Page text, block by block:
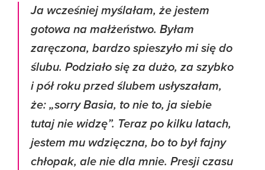
Ja wcześniej myślałam, że jestem
gotowa na małżeństwo. Byłam
zaręczona, bardzo spieszyło mi się do
ślubu. Podziało się za dużo, za szybko
i pół roku przed ślubem usłyszałam,
że: „sorry Basia, to nie to, ja siebie
tutaj nie widzę”. Teraz po kilku latach,
jestem mu wdzięczna, bo to był fajny
chłopak, ale nie dla mnie. Presji czasu